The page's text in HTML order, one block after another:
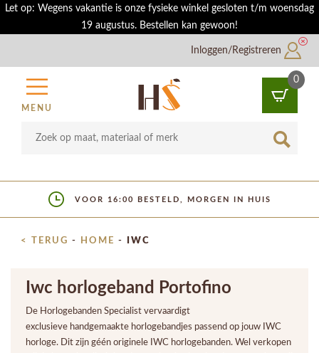
Let op: Wegens vakantie is onze fysieke winkel gesloten t/m woensdag
19 augustus. Bestellen kan gewoon!
Inloggen/Registreren
MENU
0
VOOR 16:00 BESTELD, MORGEN IN HUIS
< TERUG - HOME - IWC
Iwc horlogeband Portofino
De Horlogebanden Specialist vervaardigt
exclusieve handgemaakte horlogebandjes passend op jouw IWC
horloge. Dit zijn géén originele IWC horlogebanden. Wel verkopen